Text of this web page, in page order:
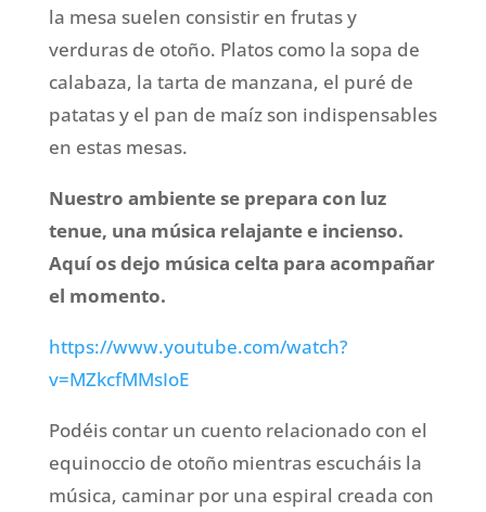
la mesa suelen consistir en frutas y
verduras de otoño. Platos como la sopa de
calabaza, la tarta de manzana, el puré de
patatas y el pan de maíz son indispensables
en estas mesas.
Nuestro ambiente se prepara con luz
tenue, una música relajante e incienso.
Aquí os dejo música celta para acompañar
el momento.
https://www.youtube.com/watch?
v=MZkcfMMsIoE
Podéis contar un cuento relacionado con el
equinoccio de otoño mientras escucháis la
música, caminar por una espiral creada con